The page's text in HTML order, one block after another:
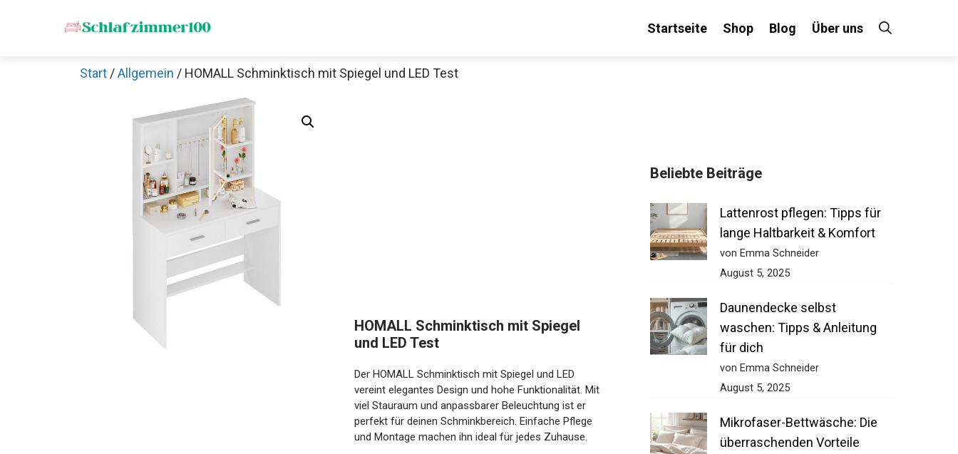
Startseite Shop Blog Über uns
Start /Allgemein / HOMALL Schminktisch mit Spiegel und LED Test
HOMALL Schminktisch mit Spiegel
und LED Test
Der HOMALL Schminktisch mit Spiegel und LED
vereint elegantes Design und hohe Funktionalität. Mit
viel Stauraum und anpassbarer Beleuchtung ist er
perfekt für deinen Schminkbereich. Einfache Pflege
und Montage machen ihn ideal für jedes Zuhause.
Beliebte Beiträge
Lattenrost pflegen: Tipps für
lange Haltbarkeit & Komfort
von Emma Schneider
August 5, 2025
Daunendecke selbst
waschen: Tipps & Anleitung
für dich
von Emma Schneider
August 5, 2025
Mikrofaser-Bettwäsche: Die
überraschenden Vorteile